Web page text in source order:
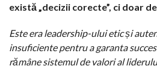
există „decizii corecte”, ci doar
Este era leadership-ului etic și
insuficiente pentru a garanta
rămâne sistemul de valori al